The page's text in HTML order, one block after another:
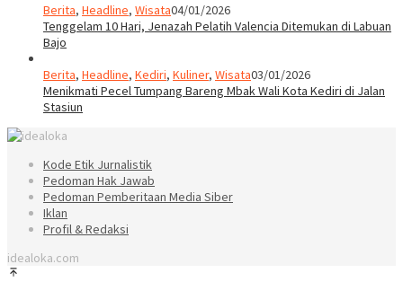
Berita, Headline, Wisata04/01/2026
Tenggelam 10 Hari, Jenazah Pelatih Valencia Ditemukan di Labuan
Bajo
Berita, Headline, Kediri, Kuliner, Wisata03/01/2026
Menikmati Pecel Tumpang Bareng Mbak Wali Kota Kediri di Jalan
Stasiun
Kode Etik Jurnalistik
Pedoman Hak Jawab
Pedoman Pemberitaan Media Siber
Iklan
Profil & Redaksi
idealoka.com